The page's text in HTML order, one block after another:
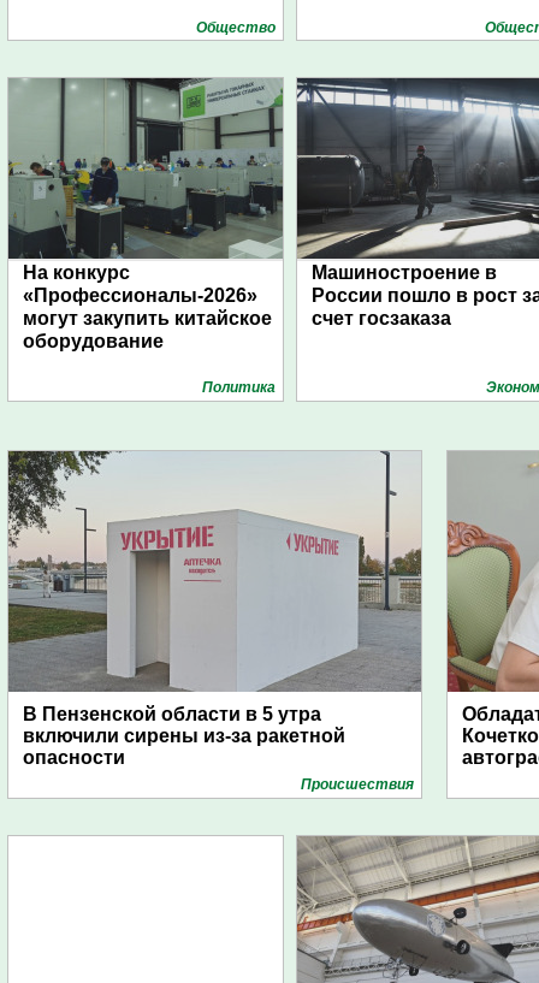
Общество
На конкурс
«Профессионалы-2026»
могут закупить китайское
оборудование
Политика
Машиностроение в
России пошло в рост
счет госзаказа
В Пензенской области в 5 утра
включили сирены из-за ракетной
опасности
Проиcшествия